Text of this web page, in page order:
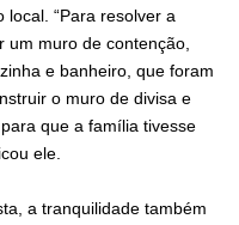
“Para resolver a
um muro de contenção,
e banheiro, que foram
o muro de divisa e
que a família tivesse
ele.
a tranquilidade também